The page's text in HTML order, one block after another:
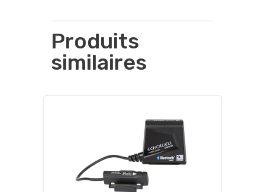
Produits
similaires